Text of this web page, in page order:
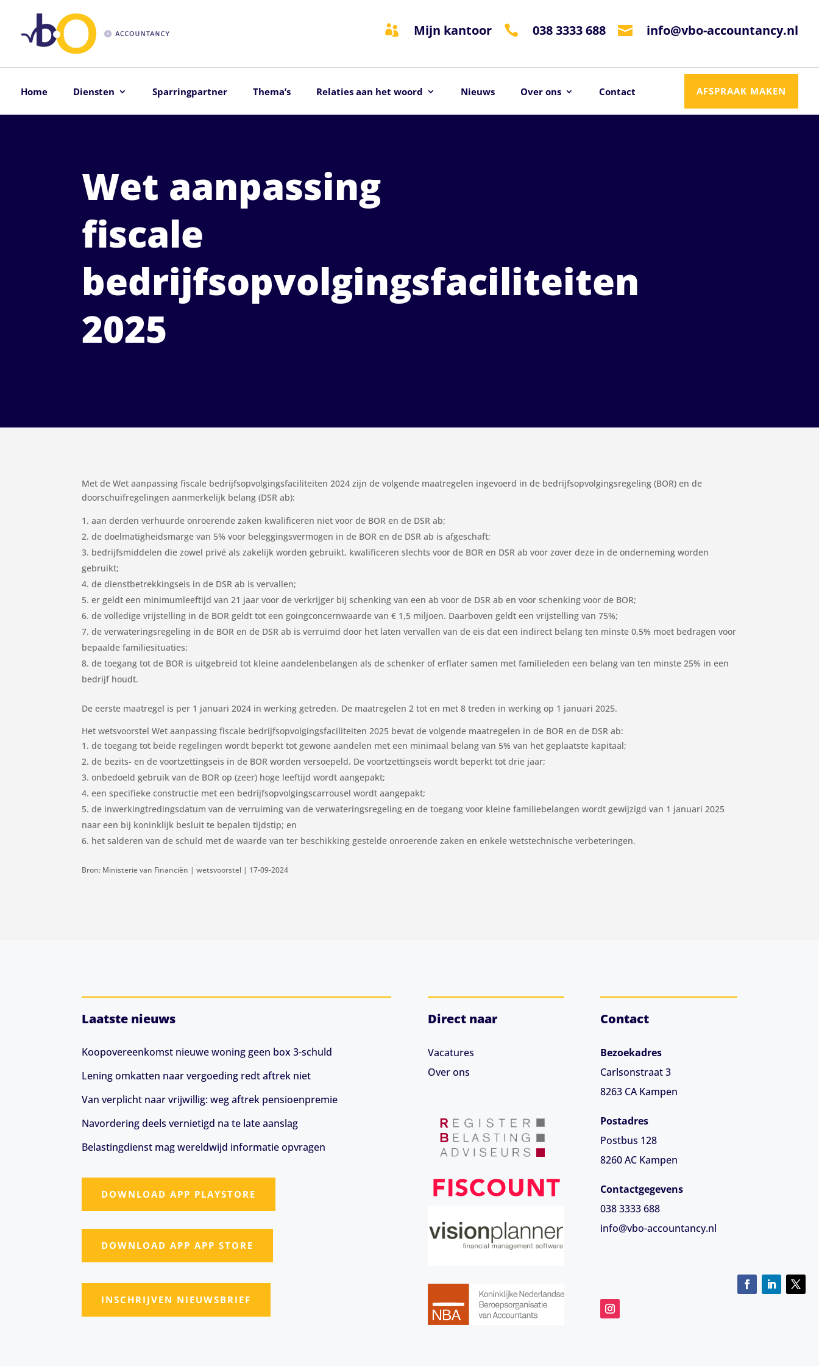
 Mijn kantoor  038 3333 688  info@vbo-accountancy.nl
Home Diensten Sparringpartner Thema’s Relaties aan het woord Nieuws Over ons Contact AFSPRAAK MAKEN
Wet aanpassing
fiscale
bedrijfsopvolgingsfaciliteiten
2025
Met de Wet aanpassing fiscale bedrijfsopvolgingsfaciliteiten 2024 zijn de volgende maatregelen ingevoerd in de bedrijfsopvolgingsregeling (BOR) en de
doorschuifregelingen aanmerkelijk belang (DSR ab):
aan derden verhuurde onroerende zaken kwalificeren niet voor de BOR en de DSR ab;
de doelmatigheidsmarge van 5% voor beleggingsvermogen in de BOR en de DSR ab is afgeschaft;
bedrijfsmiddelen die zowel privé als zakelijk worden gebruikt, kwalificeren slechts voor de BOR en DSR ab voor zover deze in de onderneming worden
gebruikt;
de dienstbetrekkingseis in de DSR ab is vervallen;
er geldt een minimumleeftijd van 21 jaar voor de verkrijger bij schenking van een ab voor de DSR ab en voor schenking voor de BOR;
de volledige vrijstelling in de BOR geldt tot een goingconcernwaarde van € 1,5 miljoen. Daarboven geldt een vrijstelling van 75%;
de verwateringsregeling in de BOR en de DSR ab is verruimd door het laten vervallen van de eis dat een indirect belang ten minste 0,5% moet bedragen voor
bepaalde familiesituaties;
de toegang tot de BOR is uitgebreid tot kleine aandelenbelangen als de schenker of erflater samen met familieleden een belang van ten minste 25% in een
bedrijf houdt.
De eerste maatregel is per 1 januari 2024 in werking getreden. De maatregelen 2 tot en met 8 treden in werking op 1 januari 2025.
Het wetsvoorstel Wet aanpassing fiscale bedrijfsopvolgingsfaciliteiten 2025 bevat de volgende maatregelen in de BOR en de DSR ab:
de toegang tot beide regelingen wordt beperkt tot gewone aandelen met een minimaal belang van 5% van het geplaatste kapitaal;
de bezits- en de voortzettingseis in de BOR worden versoepeld. De voortzettingseis wordt beperkt tot drie jaar;
onbedoeld gebruik van de BOR op (zeer) hoge leeftijd wordt aangepakt;
een specifieke constructie met een bedrijfsopvolgingscarrousel wordt aangepakt;
de inwerkingtredingsdatum van de verruiming van de verwateringsregeling en de toegang voor kleine familiebelangen wordt gewijzigd van 1 januari 2025
naar een bij koninklijk besluit te bepalen tijdstip; en
het salderen van de schuld met de waarde van ter beschikking gestelde onroerende zaken en enkele wetstechnische verbeteringen.
Bron: Ministerie van Financiën | wetsvoorstel | 17-09-2024
Laatste nieuws
Koopovereenkomst nieuwe woning geen box 3-schuld
Lening omkatten naar vergoeding redt aftrek niet
Van verplicht naar vrijwillig: weg aftrek pensioenpremie
Navordering deels vernietigd na te late aanslag
Belastingdienst mag wereldwijd informatie opvragen
DOWNLOAD APP PLAYSTORE
DOWNLOAD APP APP STORE
INSCHRIJVEN NIEUWSBRIEF
Direct naar
Vacatures
Over ons
Contact
Bezoekadres
Carlsonstraat 3
8263 CA Kampen
Postadres
Postbus 128
8260 AC Kampen
Contactgegevens
038 3333 688
info@vbo-accountancy.nl